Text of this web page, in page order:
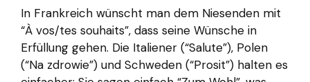
In Frankreich wünscht man dem Niesenden mit
“À vos/tes souhaits”, dass seine Wünsche in
Erfüllung gehen. Die Italiener (“Salute”), Polen
(“Na zdrowie”) und Schweden (“Prosit”) halten es